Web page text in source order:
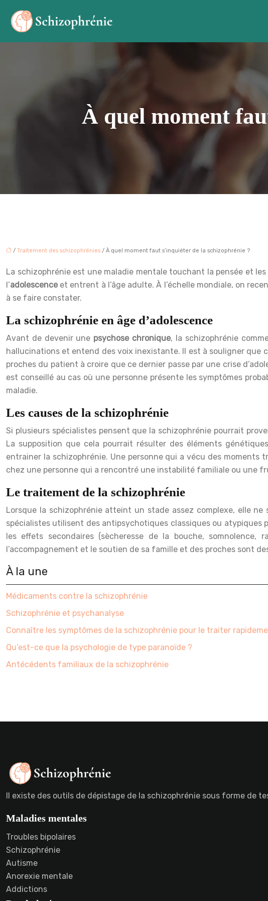
À quel moment
/ Traitement des schizophrénies / À quel moment faut s’inquiéter de la schizophrénie ?
La schizophrénie est une maladie mentale touchant la pensée et
l’adolescence et entrent à l’âge adulte. À l’échelle mondiale, on
à se faire constater.
La schizophrénie en âge d’adolescence
Avant de devenir une psychose chronique, la schizophrénie
hallucinations et entend des voix inexistante. Il est à souligner que
proches du patient à croire que ce dernier passe par une crise
est conseillé au cas où une personne présente les symptômes
maladie.
Les causes de la schizophrénie
Si plusieurs spécialistes pensent que la schizophrénie pourrait
La supposition que cela pourrait résulter des éléments
entrainer la schizophrénie. Une personne qui a vécu des
chez une personne qui a rencontré une instabilité familiale ou une
Le traitement de la schizophrénie
Lorsque la schizophrénie atteint un stade assez complexe, elle
spécialistes utilisent des antipsychotiques classiques ou atypiques
les effets secondaires (sècheresse de la bouche,
l’accompagnement et le soutien de sa famille et des proches sont
À la une
Médicaments contre la schizophrénie
Schizophrénie et psychanalyse
Connaître les symptômes de la schizophrénie pour le traiter
Qu’est-ce que la psychologie de type paranoïde ?
Antécédents familiaux de la schizophrénie
Il existe des outils de dépistage de la schizophrénie sous forme de
Maladies mentales
Troubles bipolaires
Schizophrénie
Autisme
Anorexie mentale
Addictions